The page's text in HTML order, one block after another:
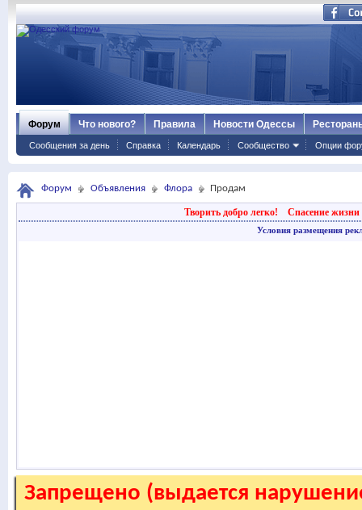
Форум
Сообщения за день Справка Календарь Сообщество Опции
Что нового? Правила Новости Одессы
Форум Объявления Флора Продам
Творить добро легко! Спасение жизни
Условия размещения
Запрещено (выдается